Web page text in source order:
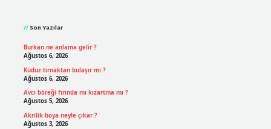
Son Yazılar
Burkan ne anlama gelir ?
Ağustos 6, 2026
Kuduz tırnaktan bulaşır mı ?
Ağustos 6, 2026
Avcı böreği fırında mı kızartma mı ?
Ağustos 5, 2026
Akrilik boya neyle çıkar ?
Ağustos 3, 2026